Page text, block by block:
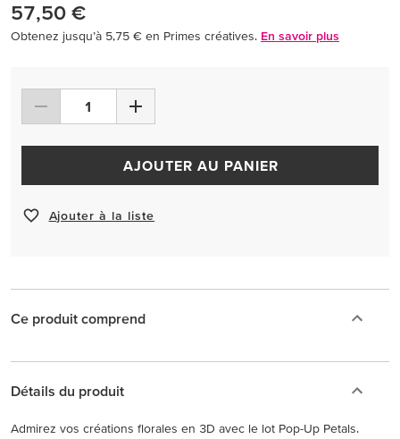
57,50 €
Obtenez jusqu’à 5,75 € en Primes créatives. En savoir plus
AJOUTER AU PANIER
Ajouter à la liste
Ce produit comprend
Détails du produit
Admirez vos créations florales en 3D avec le lot Pop-Up Petals.